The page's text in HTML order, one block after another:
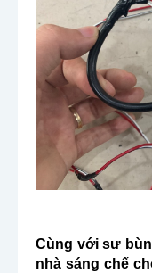
Cùng với sư
nhà sáng chế